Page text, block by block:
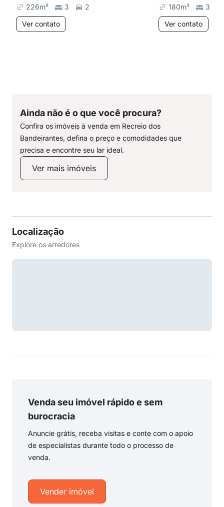
226m² 3
2
Ver contato
180m²
3
Ver contato
Ainda não é o que você procura?
Confira os imóveis à venda em Recreio dos
Bandeirantes, defina o preço e comodidades que
precisa e encontre seu lar ideal.
Ver mais imóveis
Localização
Explore os arredores
Venda seu imóvel rápido e sem
burocracia
Anuncie grátis, receba visitas e conte com o apoio
de especialistas durante todo o processo de
venda.
Vender imóvel